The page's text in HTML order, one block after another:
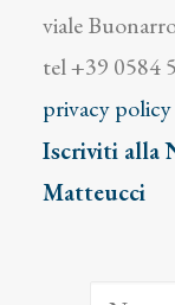
viale
tel +39 0584
privacy policy
Iscriviti alla
Matteucci